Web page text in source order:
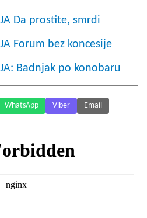
Da prostite, smrdi
Forum bez koncesije
Badnjak po konobaru
WhatsApp Viber Email